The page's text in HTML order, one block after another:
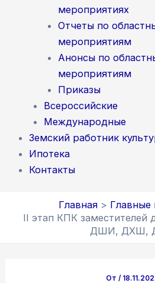
мероприятиях
Отчеты по
мероприятиям
Анонсы по
мероприятиям
Приказы
Всероссийские
Международные
Земский работник
Ипотека
Контакты
Главная
Главные
II этап КПК
ДШИ, ДХШ,
От /